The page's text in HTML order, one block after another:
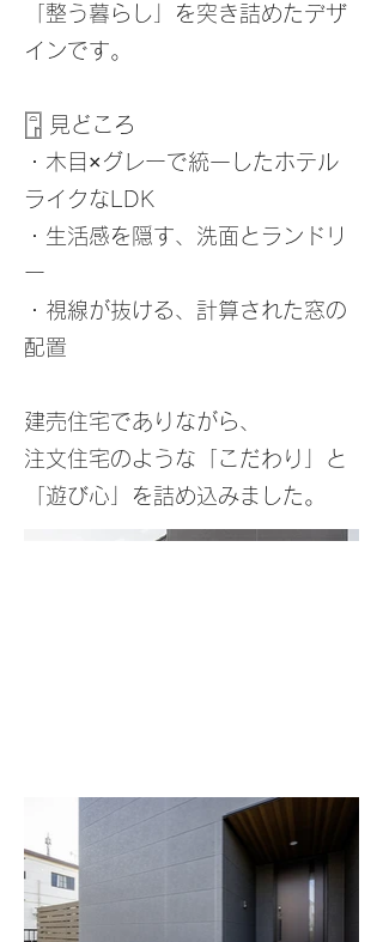
「整う暮らし」を突き詰めたデザ
インです。
𓉞 見どころ
・木目×グレーで統一したホテル
ライクなLDK
・生活感を隠す、洗面とランドリ
ー
・視線が抜ける、計算された窓の
配置
建売住宅でありながら、
注文住宅のような「こだわり」と
「遊び心」を詰め込みました。